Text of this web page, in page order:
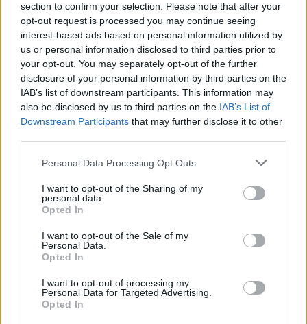
section to confirm your selection. Please note that after your
opt-out request is processed you may continue seeing
interest-based ads based on personal information utilized by
us or personal information disclosed to third parties prior to
your opt-out. You may separately opt-out of the further
disclosure of your personal information by third parties on the
IAB’s list of downstream participants. This information may
also be disclosed by us to third parties on the IAB’s List of
Downstream Participants that may further disclose it to other
Personal Data Processing Opt Outs
I want to opt-out of the Sharing of my
personal data.
Opted In
I want to opt-out of the Sale of my
Personal Data.
Opted In
I want to opt-out of processing my
Personal Data for Targeted Advertising.
Opted In
mērcei un rūpīgi samaisa. Karsē vēl 5 minūtes. Sāli un
piparus pieber pēc garšas.
Gatavā mērcē iemaisa sviestu. Makaronus vāra 4
litros sālīta ūdens, nokāš, liek sasildītā bļodā, pārlej
ar mērci un samaisa.
Maltītes turpinājumā var pasniegt jebkuru zivju
Sastāvdaļas
Sasmalcināti ķiploki - 1/2.tējk.
Sasmalcināti pētersīļi - 3.ēd. karotes